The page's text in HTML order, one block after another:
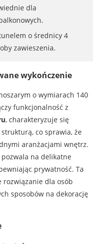
dla
o średnicy 4
zawieszenia.
wykończenie
o wymiarach 140
funkcjonalność z
, charakteryzuje się
co sprawia, że
aranżacjami wnętrz.
na delikatne
prywatność. Ta
dla osób
sposobów na dekorację